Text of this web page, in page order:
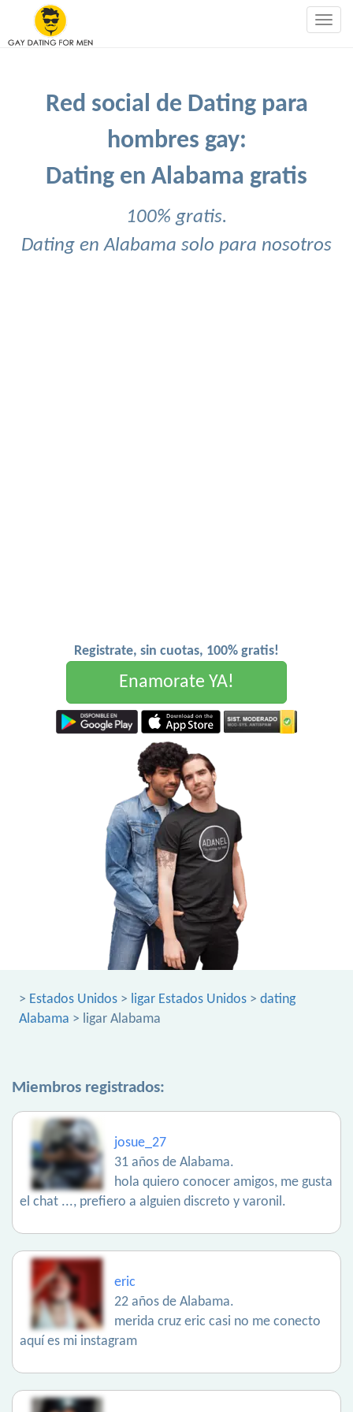
Red social de Dating para
hombres gay:
Dating en Alabama gratis
100% gratis.
Dating en Alabama solo para nosotros
Registrate, sin cuotas, 100% gratis!
Enamorate YA!
> Estados Unidos > ligar Estados Unidos > dating
Alabama > ligar Alabama
Miembros registrados:
josue_27
31 años de Alabama.
hola quiero conocer amigos, me gusta
el chat ..., prefiero a alguien discreto y varonil.
eric
22 años de Alabama.
merida cruz eric casi no me conecto
aquí es mi instagram